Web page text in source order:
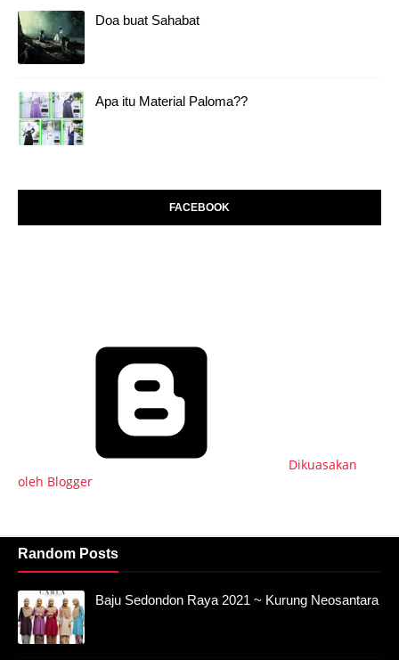
Doa buat Sahabat
Apa itu Material Paloma??
FACEBOOK
Dikuasakan
oleh Blogger
Random Posts
Baju Sedondon Raya 2021 ~ Kurung Neosantara